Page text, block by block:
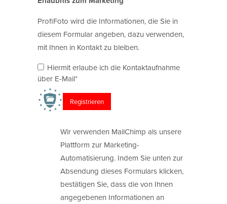
ProfiFoto wird die Informationen, die Sie in
diesem Formular angeben, dazu verwenden,
mit Ihnen in Kontakt zu bleiben.
Hiermit erlaube ich die Kontaktaufnahme
über E-Mail*
Wir verwenden MailChimp als unsere
Plattform zur Marketing-
Automatisierung. Indem Sie unten zur
Absendung dieses Formulars klicken,
bestätigen Sie, dass die von Ihnen
angegebenen Informationen an